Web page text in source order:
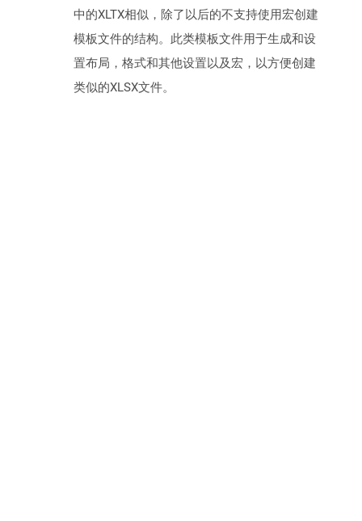
中的XLTX相似，除了以后的不支持使用宏创建
模板文件的结构。此类模板文件用于生成和设
置布局，格式和其他设置以及宏，以方便创建
类似的XLSX文件。